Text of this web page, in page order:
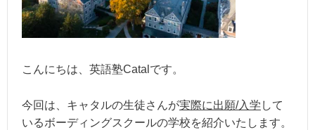
こんにちは、英語塾Catalです。
今回は、キャタルの生徒さんが実際に出願/入学 して
いるボーディングスクールの学校を紹介いたします。